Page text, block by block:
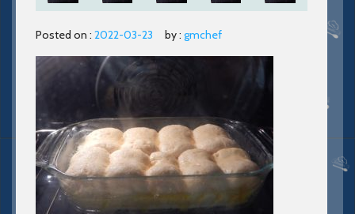
Posted on : 2022-03-23 by : gmchef